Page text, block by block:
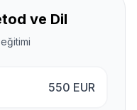
ve Dil
550 EUR